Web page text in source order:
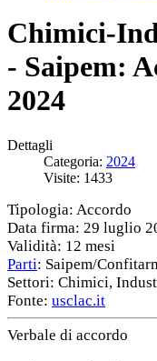
Chimici-
- Saipem:
2024
Dettagli
Categoria: 2024
Visite: 1433
Tipologia: Accordo
Data firma: 29 luglio
Validità: 12 mesi
Parti: Saipem/
Settori: Chimici,
Fonte: usclac.it
Verbale di accordo